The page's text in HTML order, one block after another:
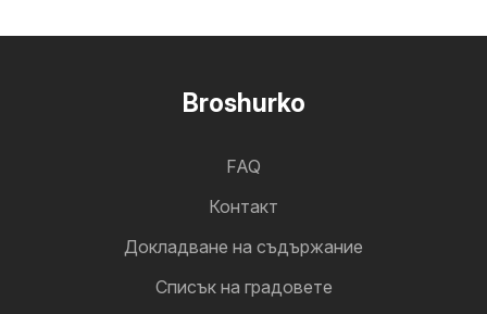
Broshurko
FAQ
Контакт
Докладване на съдържание
Cписък на градовете